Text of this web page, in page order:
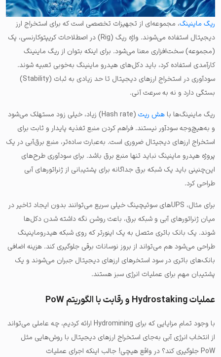
ریگ ماینینگ، مجموعه‌ای از تجهیزات تخصصی است که برای استخراج ارز
دیجیتال استفاده می‌شوند. واژه ریگ (Rig) در اصطلاحات کریپتوکارنسی، پک
(مجموعه) سخت‌افزاری معنا می‌شود. برای اینکه بتوان از ریگ ماینینگ
کارآمدی استفاده کرد، باید دکل‌های هیدرو ماینینگ به‌خوبی تعبیه شوند.
سودآوری در استخراج ارزهای دیجیتال تا حد زیادی به ثبات (Stability)
بستگی دارد و نه به سرعت آنی.
ریگ ماینینگ‌ها باهش ریت
(Hash rate) زیاد، خیلی زود مستهلک می‌شود
و به‌هیچ‌وجه سودآور نیستند. فراهم کردن منبع تغذیه پایدار و ثابت برای
استخراج ارزهای دیجیتال ضروری است. به‌عبارت ساده‌تر، منبع برق‌آبی در یک
پروژه هیدرو ماینینگ نباید تنها منبع برق باشد. برای سودآوری طرح‌های
این‌چنینی باید یک شبکه برق جداگانه برای پشتیبانی از ژنراتورهای آبی
طراحی کرد.
برای مثال، UPSهای سوئیچینگ خیلی سریع می‌توانند بدون ایجاد تاخیر در
میان ژنراتورهای آبی و شبکه برق، باعث روشن نگه داشته شدن دکل‌ها
شوند. یک بانک باتری متصل به یک اینورتر که روی شبکه هیدروماینینگ
طراحی می‌شود هم می‌تواند از بروز نوسانات برقی جلوگیری کند. هزینه اضافی
بانک‌های باتری در سود استخرهای ارزهای دیجیتال جبران می‌شوند و یک
پشتیبان مهم برای عملیات انرژی سبز هستند.
عملیات Hydrostaking و رقابت با الگوریتم PoW
با وجود تمام مزایایی که برای Hydromining ارائه کردیم، چه عاملی می‌تواند
از انتخاب انرژی آبی به‌جای استخراج ارزهای دیجیتال با روش‌هایی مثل
PoW جلوگیری کند؟ در واقع هیچی! جالب اینکه اجرای عملیات